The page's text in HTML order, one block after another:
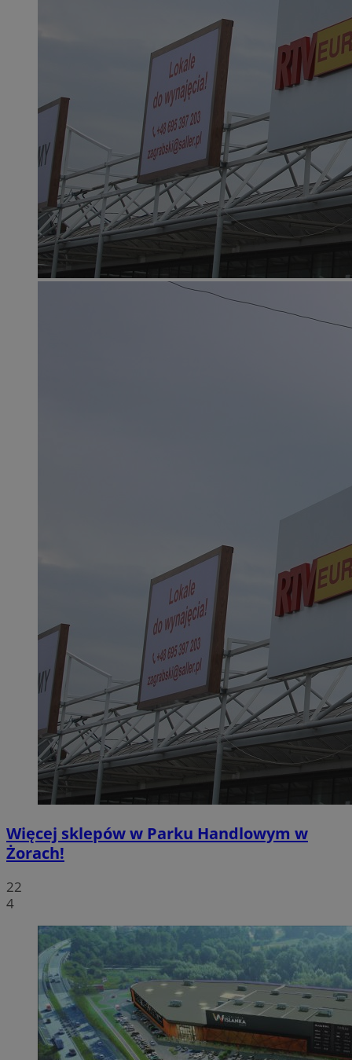
Więcej sklepów w Parku Handlowym w
Żorach!
22
4